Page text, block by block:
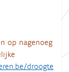
op nagenoeg
droogte